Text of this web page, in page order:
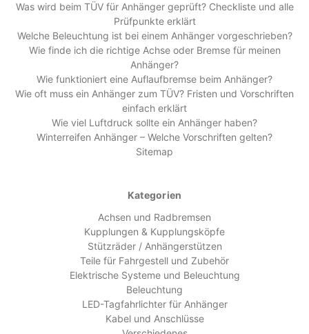
Was wird beim TÜV für Anhänger geprüft? Checkliste und alle
Prüfpunkte erklärt
Welche Beleuchtung ist bei einem Anhänger vorgeschrieben?
Wie finde ich die richtige Achse oder Bremse für meinen
Anhänger?
Wie funktioniert eine Auflaufbremse beim Anhänger?
Wie oft muss ein Anhänger zum TÜV? Fristen und Vorschriften
einfach erklärt
Wie viel Luftdruck sollte ein Anhänger haben?
Winterreifen Anhänger – Welche Vorschriften gelten?
Sitemap
Kategorien
Achsen und Radbremsen
Kupplungen & Kupplungsköpfe
Stützräder / Anhängerstützen
Teile für Fahrgestell und Zubehör
Elektrische Systeme und Beleuchtung
Beleuchtung
LED-Tagfahrlichter für Anhänger
Kabel und Anschlüsse